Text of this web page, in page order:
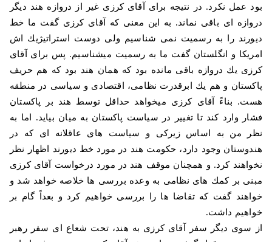
بود عمل نكرد. در نتیجه برای آقای كرزی غیر از دروازه هند دیگر
دروازه ای باقی نماند. به این معنی كه آقای كرزی گفت ما خط
دیورند را به رسمیت نمی شناسیم ولی دوست استراتیژیك اش
امریكا و انگلستان گفت ما به رسمیت میشناسیم. پس برای آقای
كرزی یك دروازه باقی مانده بود كه همان هند بود كه هم حریف
پاكستان و هم یك ابرقدرت نظامی، اقتصادی و سیاسی در منطقه
هست. بناءً آقای كرزی میخواهد حداقل توسط هند بر پاكستان
فشار وارد كند تا تغییر در سیاست پاكستان به میان بیاید. اما به
نظر من به اساس زیركی و سیاست های عاقلانه ای كه در
هندوستان وجود دارد، حكومت هند در مورد خط دیورند اظهار نظر
نخواهند كرد. و همچنان موقف هند در مورد درخواست آقای كرزی
مبنی بر كمك های نظامی به وعده بررسی ها خلاصه خواهد شد و
خواهند گفت كه تقاضا ها را بررسی خواهیم كرد و بعداً گام بر
خواهیم داشت.
از سوی دیگر سفر آقای كرزی به هند، تحت شعاع ای سفر رهبر